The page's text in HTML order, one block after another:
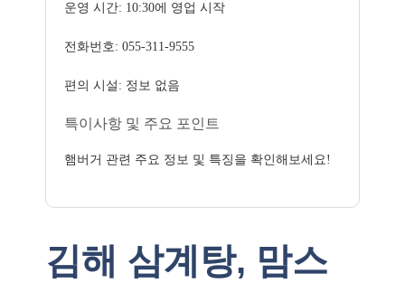
운영 시간: 10:30에 영업 시작
전화번호: 055-311-9555
편의 시설: 정보 없음
특이사항 및 주요 포인트
햄버거 관련 주요 정보 및 특징을 확인해보세요!
김해 삼계탕, 맘스